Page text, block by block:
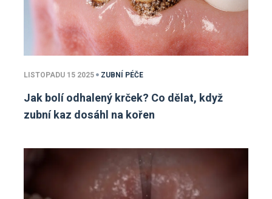
LISTOPADU 15 2025 ZUBNÍ PÉČE
Jak bolí odhalený krček? Co dělat, když
zubní kaz dosáhl na kořen